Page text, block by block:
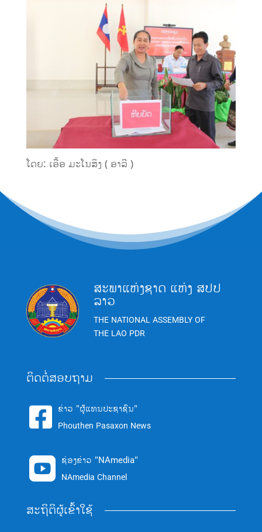
ໂດຍ: ເອື້ອ ມະໂນສິງ ( ອາລີ )
ສະພາແຫ່ງຊາດ ແຫ່ງ ສປປ
ລາວ
THE NATIONAL ASSEMBLY OF
THE LAO PDR
ຕິດຕໍ່ສອບຖາມ
 ຂ່າວ "ຜູ້ແທນປະຊາຊົນ"
Phouthen Pasaxon News
 ຊ່ອງຂ່າວ "NAmedia"
NAmedia Channel
ສະຖິຕິຜູ້ເຂົ້າໃຊ້